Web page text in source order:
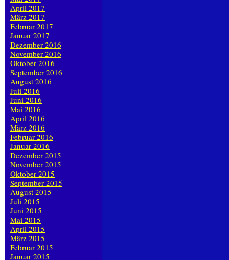
April 2017
März 2017
Februar 2017
Januar 2017
Dezember 2016
November 2016
Oktober 2016
September 2016
August 2016
Juli 2016
Juni 2016
Mai 2016
April 2016
März 2016
Februar 2016
Januar 2016
Dezember 2015
November 2015
Oktober 2015
September 2015
August 2015
Juli 2015
Juni 2015
Mai 2015
April 2015
März 2015
Februar 2015
Januar 2015